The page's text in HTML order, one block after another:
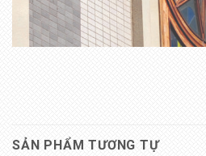
SẢN PHẨM TƯƠNG TỰ